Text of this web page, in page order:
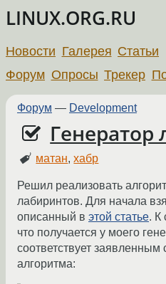
LINUX.ORG.RU
Новости Галерея Статьи
Форум Опросы Трекер
Форум — Development
Генератор
матан,хабр
Решил реализовать
лабиринтов. Для начала
описанный в этой статье. К
что получается у моего
соответствует заявленным
алгоритма: